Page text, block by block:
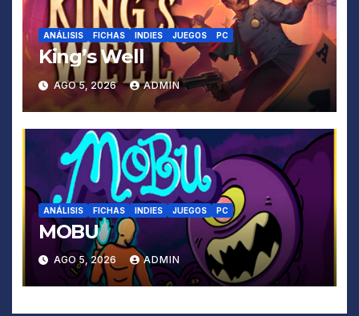
ANÁLISIS FICHAS INDIES JUEGOS PC
King’s Well
AGO 5, 2026 ADMIN
ANÁLISIS FICHAS INDIES JUEGOS PC
MOBU
AGO 5, 2026 ADMIN